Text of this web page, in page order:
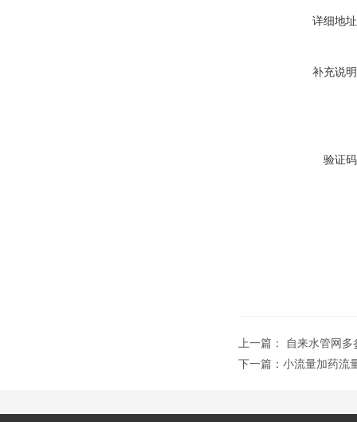
详细地
补充说
验证
上一篇：
自来水管网
下一篇： 小流量加药流